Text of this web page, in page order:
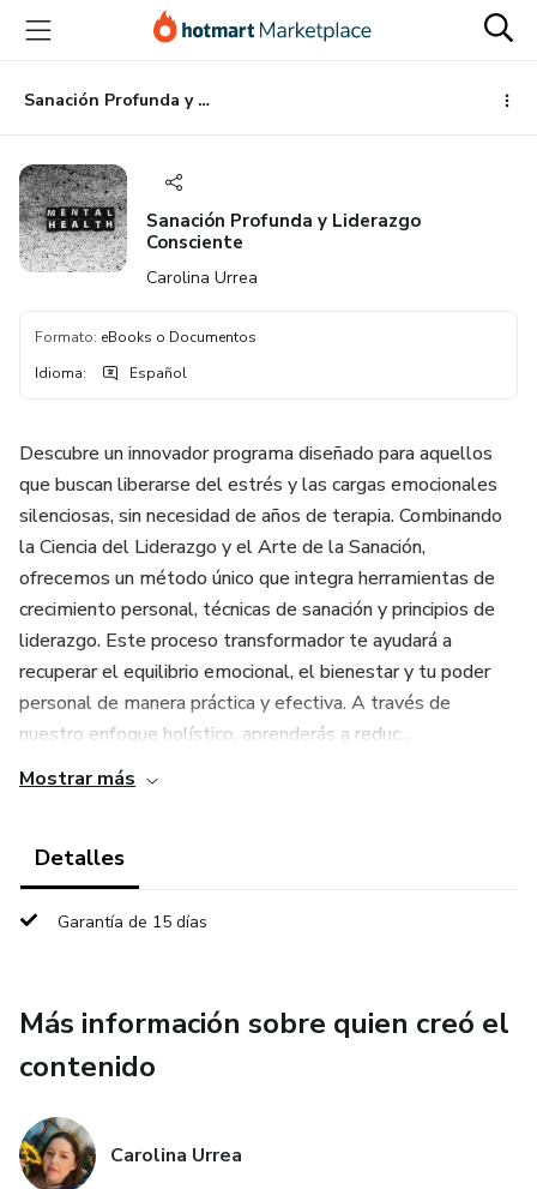
principal
página
de
página
Sanación Profunda y Liderazgo Consciente
Sanación Profunda y Liderazgo
Consciente
Carolina Urrea
Formato: eBooks o Documentos
Idioma: Español
Descubre un innovador programa diseñado para aquellos
que buscan liberarse del estrés y las cargas emocionales
silenciosas, sin necesidad de años de terapia. Combinando
la Ciencia del Liderazgo y el Arte de la Sanación,
ofrecemos un método único que integra herramientas de
crecimiento personal, técnicas de sanación y principios de
liderazgo. Este proceso transformador te ayudará a
recuperar el equilibrio emocional, el bienestar y tu poder
personal de manera práctica y efectiva. A través de
nuestro enfoque holístico, aprenderás a reduc...
Mostrar más
Detalles
Garantía de 15 días
Más información sobre quien creó el
contenido
Carolina Urrea